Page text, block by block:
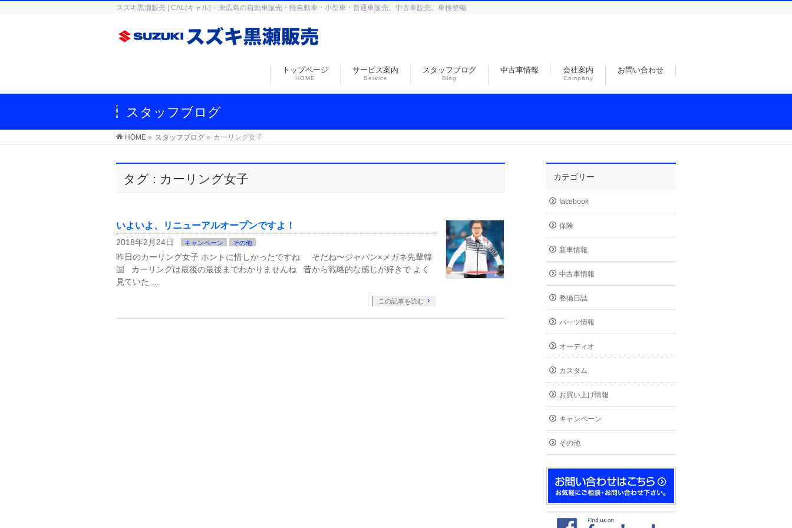
スズキ黒瀬販売 | CAL(キャル) – 東広島の自動車販売・軽自動車・小型車・普通車販売、中古車販売、車検整備
トップページ
HOME
サービス案内
Service
スタッフブログ
Blog
中古車情報 会社案内
Company
お問い合わせ
スタッフブログ
HOME » スタッフブログ » カーリング女子
タグ : カーリング女子
いよいよ、リニューアルオープンですよ！
2018年2月24日 キャンペーン その他
昨日のカーリング女子 ホントに惜しかったですね そだね〜ジャパン×メガネ先輩韓
国 カーリングは最後の最後までわかりませんね 昔から戦略的な感じが好きで よく
見ていた …
この記事を読む
カテゴリー
facebook
保険
新車情報
中古車情報
整備日誌
パーツ情報
オーディオ
カスタム
お買い上げ情報
キャンペーン
その他